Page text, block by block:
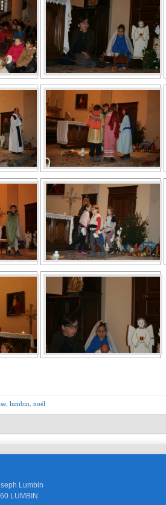
lumbin noël
Lumbin
LUMBIN